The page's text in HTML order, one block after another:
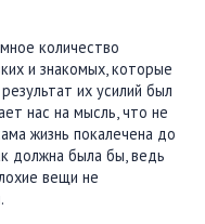
количество
и знакомых, которые
их усилий был
нас на мысль, что не
жизнь покалечена до
должна была бы, ведь
вещи не